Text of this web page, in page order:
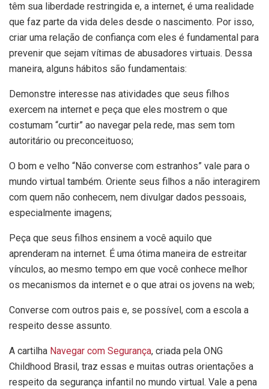
têm sua liberdade restringida e, a internet, é uma realidade
que faz parte da vida deles desde o nascimento. Por isso,
criar uma relação de confiança com eles é fundamental para
prevenir que sejam vítimas de abusadores virtuais. Dessa
maneira, alguns hábitos são fundamentais:
Demonstre interesse nas atividades que seus filhos
exercem na internet e peça que eles mostrem o que
costumam “curtir” ao navegar pela rede, mas sem tom
autoritário ou preconceituoso;
O bom e velho “Não converse com estranhos” vale para o
mundo virtual também. Oriente seus filhos a não interagirem
com quem não conhecem, nem divulgar dados pessoais,
especialmente imagens;
Peça que seus filhos ensinem a você aquilo que
aprenderam na internet. É uma ótima maneira de estreitar
vínculos, ao mesmo tempo em que você conhece melhor
os mecanismos da internet e o que atrai os jovens na web;
Converse com outros pais e, se possível, com a escola a
respeito desse assunto.
A cartilha Navegar com Segurança, criada pela ONG
Childhood Brasil, traz essas e muitas outras orientações a
respeito da segurança infantil no mundo virtual. Vale a pena